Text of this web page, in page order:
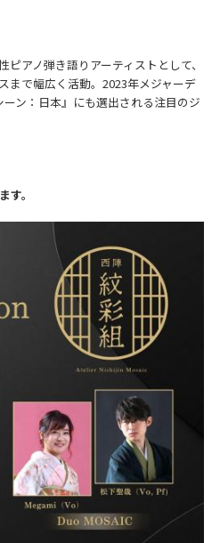
アノ弾き語りアーティストとして、
まで幅広く活動。2023年メジャーデ
ン：日本』にも選出される注目のジ
。